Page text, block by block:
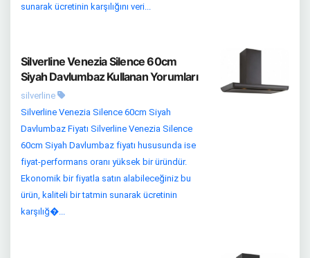
sunarak ücretinin karşılığını veri...
Silverline Venezia Silence 60cm
Siyah Davlumbaz Kullanan Yorumları
silverline
Silverline Venezia Silence 60cm Siyah
Davlumbaz Fiyatı Silverline Venezia Silence
60cm Siyah Davlumbaz fiyatı hususunda ise
fiyat-performans oranı yüksek bir üründür.
Ekonomik bir fiyatla satın alabileceğiniz bu
ürün, kaliteli bir tatmin sunarak ücretinin
karşılığ�...